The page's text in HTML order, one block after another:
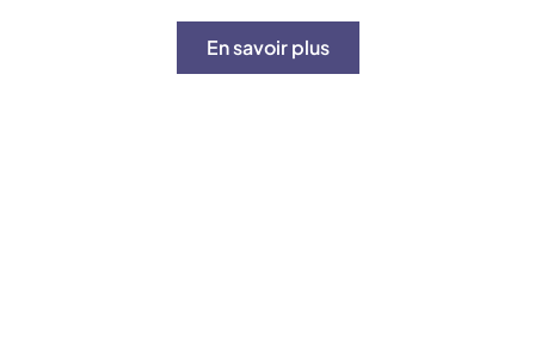
En savoir plus